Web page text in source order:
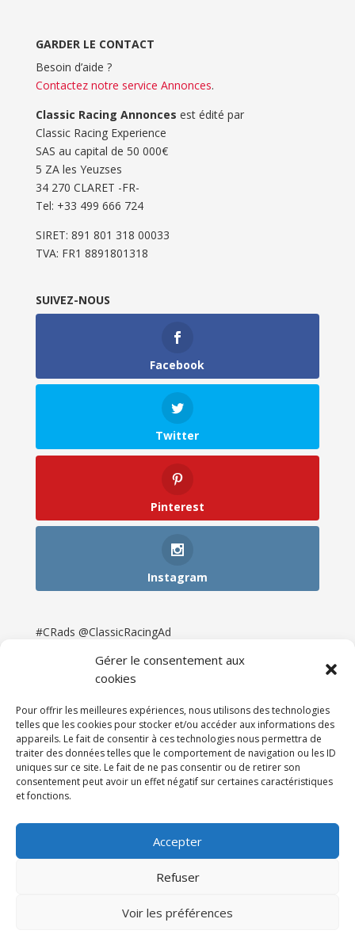
Gérer le consentement aux
cookies
Pour offrir les meilleures expériences, nous utilisons des technologies
telles que les cookies pour stocker et/ou accéder aux informations des
appareils. Le fait de consentir à ces technologies nous permettra de
traiter des données telles que le comportement de navigation ou les ID
uniques sur ce site. Le fait de ne pas consentir ou de retirer son
consentement peut avoir un effet négatif sur certaines caractéristiques
et fonctions.
Accepter
Refuser
Voir les préférences
GARDER LE CONTACT
Besoin d’aide ?
Contactez notre service Annonces.
Classic Racing Annonces est édité par
Classic Racing Experience
SAS au capital de 50 000€
5 ZA les Yeuzses
34 270 CLARET -FR-
Tel: ‭+33 499 666 724‬
SIRET: 891 801 318 00033
TVA: FR1 8891801318
SUIVEZ-NOUS
Facebook
Twitter
Pinterest
Instagram
#CRads @ClassicRacingAd
Newsletter & Presse
Partenaires
Tarifs
Espace Client
121DigitalGroup |